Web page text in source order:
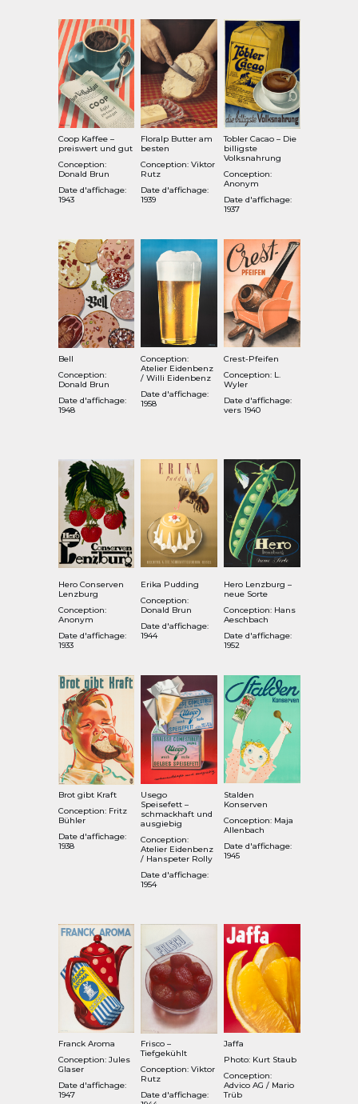
Coop Kaffee –
preiswert und gut
Conception:
Donald Brun
Date d'affichage:
1943
Floralp Butter am
besten
Conception: Viktor
Rutz
Date d'affichage:
1939
Tobler Cacao – Die
billigste
Volksnahrung
Conception:
Anonym
Date d'affichage:
1937
Bell
Conception:
Donald Brun
Date d'affichage:
1948
Conception:
Atelier Eidenbenz
/ Willi Eidenbenz
Date d'affichage:
1958
Crest-Pfeifen
Conception: L.
Wyler
Date d'affichage:
vers 1940
Hero Conserven
Lenzburg
Conception:
Anonym
Date d'affichage:
1933
Erika Pudding
Conception:
Donald Brun
Date d'affichage:
1944
Hero Lenzburg –
neue Sorte
Conception: Hans
Aeschbach
Date d'affichage:
1952
Brot gibt Kraft
Conception: Fritz
Bühler
Date d'affichage:
1938
Usego
Speisefett –
schmackhaft und
ausgiebig
Conception:
Atelier Eidenbenz
/ Hanspeter Rolly
Date d'affichage:
1954
Stalden
Konserven
Conception: Maja
Allenbach
Date d'affichage:
1945
Franck Aroma
Conception: Jules
Glaser
Date d'affichage:
1947
Frisco –
Tiefgekühlt
Conception: Viktor
Rutz
Date d'affichage:
Jaffa
Photo: Kurt Staub
Conception:
Advico AG / Mario
Trüb